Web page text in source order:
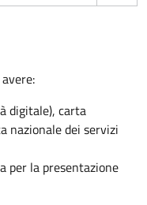
digitale), carta
nazionale dei servizi
per la presentazione